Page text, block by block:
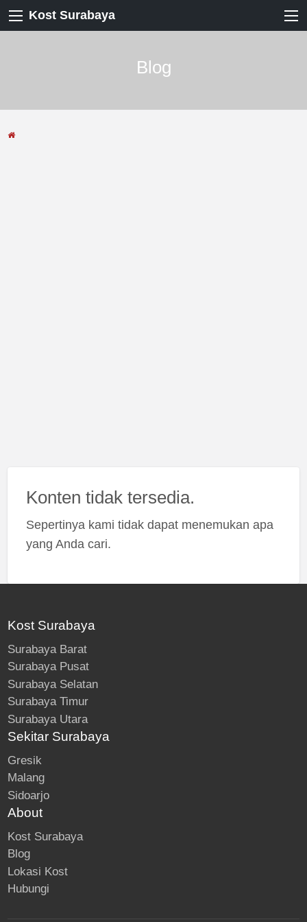
Kost Surabaya
Blog
Konten tidak tersedia.
Sepertinya kami tidak dapat menemukan apa
yang Anda cari.
Kost Surabaya
Surabaya Barat
Surabaya Pusat
Surabaya Selatan
Surabaya Timur
Surabaya Utara
Sekitar Surabaya
Gresik
Malang
Sidoarjo
About
Kost Surabaya
Blog
Lokasi Kost
Hubungi